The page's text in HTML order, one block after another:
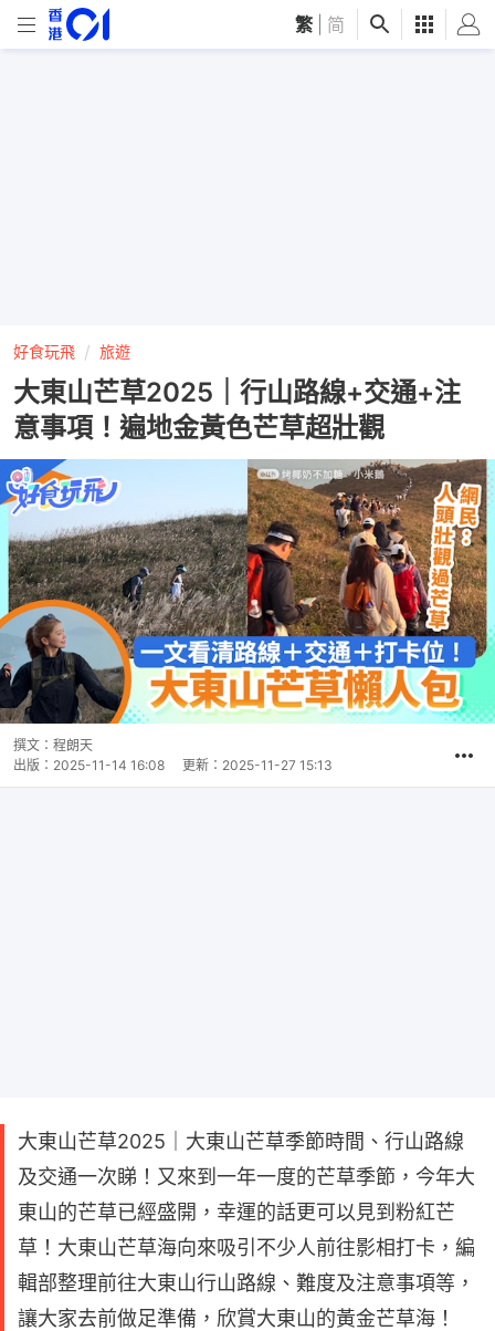
繁 简
好食玩飛 旅遊
大東山芒草2025｜行山路線+交通+注
意事項！遍地金黃色芒草超壯觀
撰文： 程朗天
出版： 2025-11-14 16:08 更新： 2025-11-27 15:13
大東山芒草2025｜大東山芒草季節時間、行山路線
及交通一次睇！又來到一年一度的芒草季節，今年大
東山的芒草已經盛開，幸運的話更可以見到粉紅芒
草！大東山芒草海向來吸引不少人前往影相打卡，編
輯部整理前往大東山行山路線、難度及注意事項等，
讓大家去前做足準備，欣賞大東山的黃金芒草海！